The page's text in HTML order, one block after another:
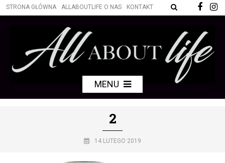
STRONA GŁÓWNA ALLABOUTLIFE O NAS KONTAKT
MENU
2
14 LUTEGO 2019